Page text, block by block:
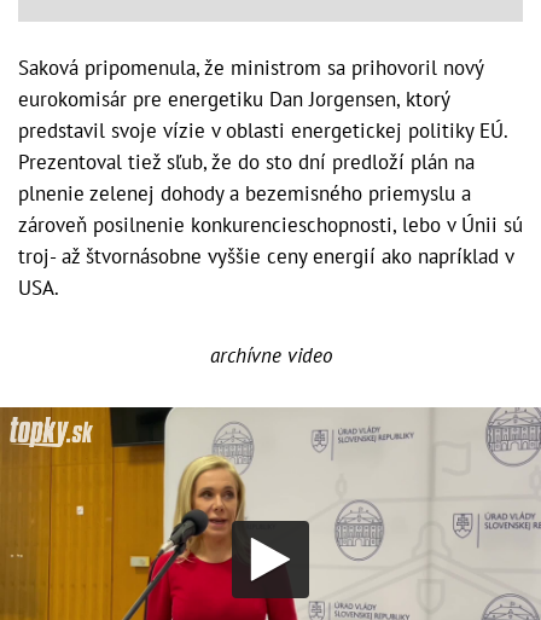
Saková pripomenula, že ministrom sa prihovoril nový
eurokomisár pre energetiku Dan Jorgensen, ktorý
predstavil svoje vízie v oblasti energetickej politiky EÚ.
Prezentoval tiež sľub, že do sto dní predloží plán na
plnenie zelenej dohody a bezemisného priemyslu a
zároveň posilnenie konkurencieschopnosti, lebo v Únii sú
troj- až štvornásobne vyššie ceny energií ako napríklad v
USA.
archívne video